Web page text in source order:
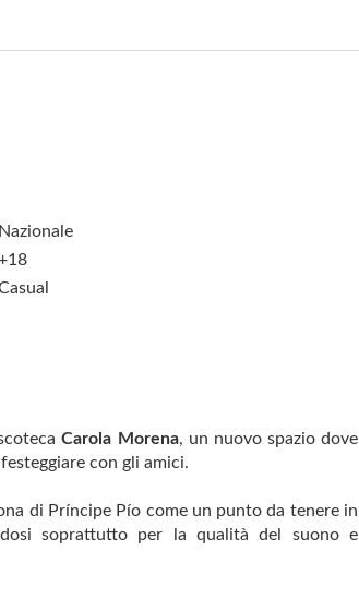
Nazionale
Carola Morena, un nuovo spazio dove
con gli amici.
di Príncipe Pío come un punto da tenere in
soprattutto per la qualità del suono e